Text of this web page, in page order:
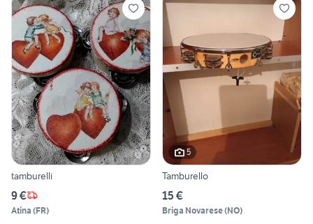
tamburelli
9 €
Atina (FR)
5
Tamburello
15 €
Briga Novarese(NO)